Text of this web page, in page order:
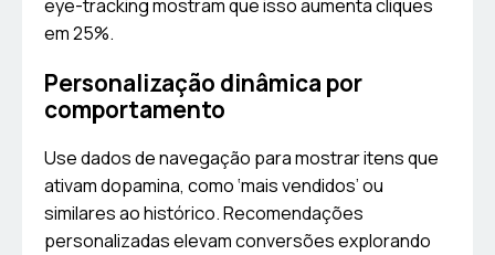
eye-tracking mostram que isso aumenta cliques
em 25%.
Personalização dinâmica por
comportamento
Use dados de navegação para mostrar itens que
ativam dopamina, como ‘mais vendidos’ ou
similares ao histórico. Recomendações
personalizadas elevam conversões explorando